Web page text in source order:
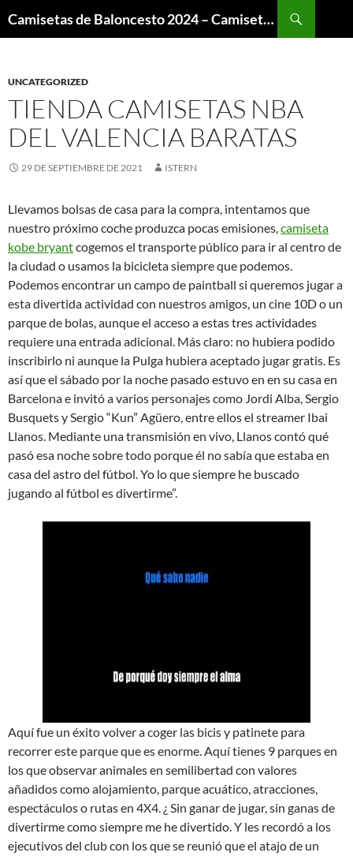
Camisetas de Baloncesto 2024 – Camisetas NBA
UNCATEGORIZED
TIENDA CAMISETAS NBA
DEL VALENCIA BARATAS
29 DE SEPTIEMBRE DE 2021 ISTERN
Llevamos bolsas de casa para la compra, intentamos que
nuestro próximo coche produzca pocas emisiones,camiseta
kobe bryantcogemos el transporte público para ir al centro de
la ciudad o usamos la bicicleta siempre que podemos.
Podemos encontrar un campo de paintball si queremos jugar a
esta divertida actividad con nuestros amigos, un cine 10D o un
parque de bolas, aunque el acceso a estas tres actividades
requiere una entrada adicional. Más claro: no hubiera podido
inscribirlo ni aunque la Pulga hubiera aceptado jugar gratis. Es
así que el sábado por la noche pasado estuvo en en su casa en
Barcelona e invitó a varios personajes como Jordi Alba, Sergio
Busquets y Sergio “Kun” Agüero, entre ellos el streamer Ibai
Llanos. Mediante una transmisión en vivo, Llanos contó qué
pasó esa noche sobre todo porque él no sabía que estaba en
casa del astro del fútbol. Yo lo que siempre he buscado
jugando al fútbol es divertirme”.
Aquí fue un éxito volver a coger las bicis y patinete para
recorrer este parque que es enorme. Aquí tienes 9 parques en
los que observar animales en semilibertad con valores
añadidos como alojamiento, parque acuático, atracciones,
espectáculos o rutas en 4X4. ¿ Sin ganar de jugar, sin ganas de
divertirme como siempre me he divertido. Y les recordó a los
ejecutivos del club con los que se reunió que el atajo de un